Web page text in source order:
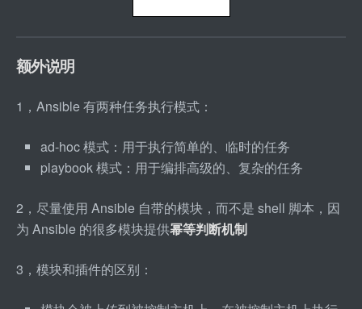
额外说明
1，Ansible 有两种任务执行模式：
ad-hoc 模式：用于执行简单的、临时的任务
playbook 模式：用于编排高级的、复杂的任务
2，尽量使用 Ansible 自带的模块，而不是 shell 脚本，因
为 Ansible 的很多模块提供幂等判断机制
3，模块和插件的区别：